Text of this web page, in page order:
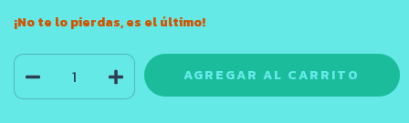
¡No te lo pierdas, es el último!